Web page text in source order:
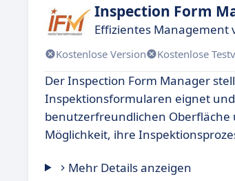
Inspection Form
Effizientes
Kostenlose Version Kostenlose
Der Inspection Form Manager
Inspektionsformularen eignet
benutzerfreundlichen
Möglichkeit, ihre
Mehr Details anzeigen